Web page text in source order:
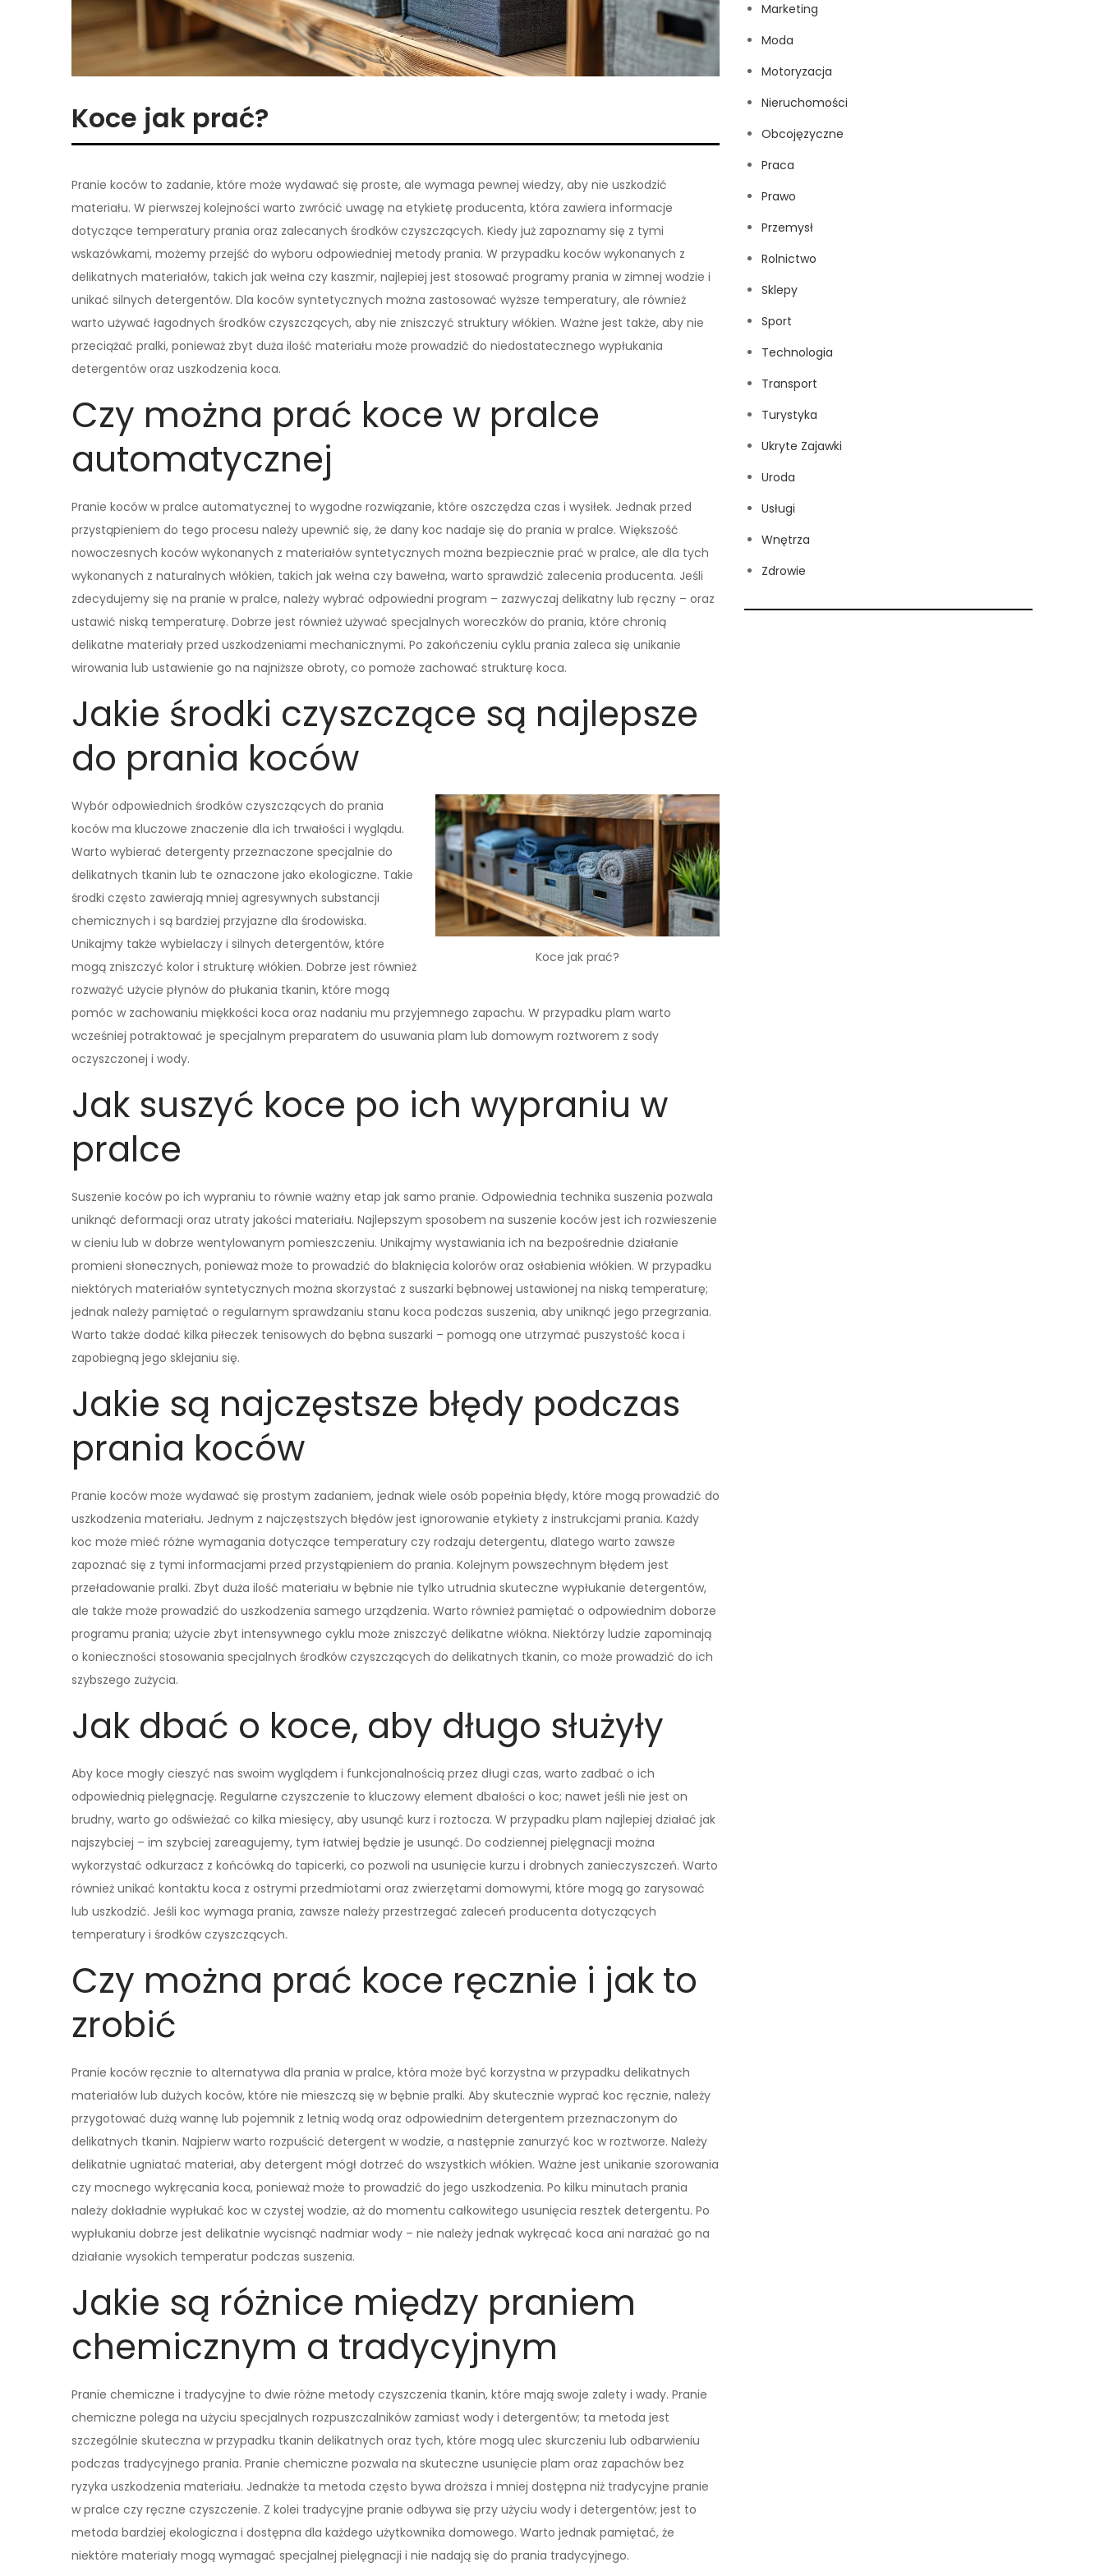
Koce jak prać?
Pranie koców to zadanie, które może wydawać się proste, ale wymaga pewnej wiedzy, aby nie uszkodzić
materiału. W pierwszej kolejności warto zwrócić uwagę na etykietę producenta, która zawiera informacje
dotyczące temperatury prania oraz zalecanych środków czyszczących. Kiedy już zapoznamy się z tymi
wskazówkami, możemy przejść do wyboru odpowiedniej metody prania. W przypadku koców wykonanych z
delikatnych materiałów, takich jak wełna czy kaszmir, najlepiej jest stosować programy prania w zimnej wodzie i
unikać silnych detergentów. Dla koców syntetycznych można zastosować wyższe temperatury, ale również
warto używać łagodnych środków czyszczących, aby nie zniszczyć struktury włókien. Ważne jest także, aby nie
przeciążać pralki, ponieważ zbyt duża ilość materiału może prowadzić do niedostatecznego wypłukania
detergentów oraz uszkodzenia koca.
Czy można prać koce w pralce
automatycznej
Pranie koców w pralce automatycznej to wygodne rozwiązanie, które oszczędza czas i wysiłek. Jednak przed
przystąpieniem do tego procesu należy upewnić się, że dany koc nadaje się do prania w pralce. Większość
nowoczesnych koców wykonanych z materiałów syntetycznych można bezpiecznie prać w pralce, ale dla tych
wykonanych z naturalnych włókien, takich jak wełna czy bawełna, warto sprawdzić zalecenia producenta. Jeśli
zdecydujemy się na pranie w pralce, należy wybrać odpowiedni program – zazwyczaj delikatny lub ręczny – oraz
ustawić niską temperaturę. Dobrze jest również używać specjalnych woreczków do prania, które chronią
delikatne materiały przed uszkodzeniami mechanicznymi. Po zakończeniu cyklu prania zaleca się unikanie
wirowania lub ustawienie go na najniższe obroty, co pomoże zachować strukturę koca.
Jakie środki czyszczące są najlepsze
do prania koców
Koce jak prać?
Wybór odpowiednich środków czyszczących do prania
koców ma kluczowe znaczenie dla ich trwałości i wyglądu.
Warto wybierać detergenty przeznaczone specjalnie do
delikatnych tkanin lub te oznaczone jako ekologiczne. Takie
środki często zawierają mniej agresywnych substancji
chemicznych i są bardziej przyjazne dla środowiska.
Unikajmy także wybielaczy i silnych detergentów, które
mogą zniszczyć kolor i strukturę włókien. Dobrze jest również
rozważyć użycie płynów do płukania tkanin, które mogą
pomóc w zachowaniu miękkości koca oraz nadaniu mu przyjemnego zapachu. W przypadku plam warto
wcześniej potraktować je specjalnym preparatem do usuwania plam lub domowym roztworem z sody
oczyszczonej i wody.
Jak suszyć koce po ich wypraniu w
pralce
Suszenie koców po ich wypraniu to równie ważny etap jak samo pranie. Odpowiednia technika suszenia pozwala
uniknąć deformacji oraz utraty jakości materiału. Najlepszym sposobem na suszenie koców jest ich rozwieszenie
w cieniu lub w dobrze wentylowanym pomieszczeniu. Unikajmy wystawiania ich na bezpośrednie działanie
promieni słonecznych, ponieważ może to prowadzić do blaknięcia kolorów oraz osłabienia włókien. W przypadku
niektórych materiałów syntetycznych można skorzystać z suszarki bębnowej ustawionej na niską temperaturę;
jednak należy pamiętać o regularnym sprawdzaniu stanu koca podczas suszenia, aby uniknąć jego przegrzania.
Warto także dodać kilka piłeczek tenisowych do bębna suszarki – pomogą one utrzymać puszystość koca i
zapobiegną jego sklejaniu się.
Jakie są najczęstsze błędy podczas
prania koców
Pranie koców może wydawać się prostym zadaniem, jednak wiele osób popełnia błędy, które mogą prowadzić do
uszkodzenia materiału. Jednym z najczęstszych błędów jest ignorowanie etykiety z instrukcjami prania. Każdy
koc może mieć różne wymagania dotyczące temperatury czy rodzaju detergentu, dlatego warto zawsze
zapoznać się z tymi informacjami przed przystąpieniem do prania. Kolejnym powszechnym błędem jest
przeładowanie pralki. Zbyt duża ilość materiału w bębnie nie tylko utrudnia skuteczne wypłukanie detergentów,
ale także może prowadzić do uszkodzenia samego urządzenia. Warto również pamiętać o odpowiednim doborze
programu prania; użycie zbyt intensywnego cyklu może zniszczyć delikatne włókna. Niektórzy ludzie zapominają
o konieczności stosowania specjalnych środków czyszczących do delikatnych tkanin, co może prowadzić do ich
szybszego zużycia.
Jak dbać o koce, aby długo służyły
Aby koce mogły cieszyć nas swoim wyglądem i funkcjonalnością przez długi czas, warto zadbać o ich
odpowiednią pielęgnację. Regularne czyszczenie to kluczowy element dbałości o koc; nawet jeśli nie jest on
brudny, warto go odświeżać co kilka miesięcy, aby usunąć kurz i roztocza. W przypadku plam najlepiej działać jak
najszybciej – im szybciej zareagujemy, tym łatwiej będzie je usunąć. Do codziennej pielęgnacji można
wykorzystać odkurzacz z końcówką do tapicerki, co pozwoli na usunięcie kurzu i drobnych zanieczyszczeń. Warto
również unikać kontaktu koca z ostrymi przedmiotami oraz zwierzętami domowymi, które mogą go zarysować
lub uszkodzić. Jeśli koc wymaga prania, zawsze należy przestrzegać zaleceń producenta dotyczących
temperatury i środków czyszczących.
Czy można prać koce ręcznie i jak to
zrobić
Pranie koców ręcznie to alternatywa dla prania w pralce, która może być korzystna w przypadku delikatnych
materiałów lub dużych koców, które nie mieszczą się w bębnie pralki. Aby skutecznie wyprać koc ręcznie, należy
przygotować dużą wannę lub pojemnik z letnią wodą oraz odpowiednim detergentem przeznaczonym do
delikatnych tkanin. Najpierw warto rozpuścić detergent w wodzie, a następnie zanurzyć koc w roztworze. Należy
delikatnie ugniatać materiał, aby detergent mógł dotrzeć do wszystkich włókien. Ważne jest unikanie szorowania
czy mocnego wykręcania koca, ponieważ może to prowadzić do jego uszkodzenia. Po kilku minutach prania
należy dokładnie wypłukać koc w czystej wodzie, aż do momentu całkowitego usunięcia resztek detergentu. Po
wypłukaniu dobrze jest delikatnie wycisnąć nadmiar wody – nie należy jednak wykręcać koca ani narażać go na
działanie wysokich temperatur podczas suszenia.
Jakie są różnice między praniem
chemicznym a tradycyjnym
Pranie chemiczne i tradycyjne to dwie różne metody czyszczenia tkanin, które mają swoje zalety i wady. Pranie
chemiczne polega na użyciu specjalnych rozpuszczalników zamiast wody i detergentów; ta metoda jest
szczególnie skuteczna w przypadku tkanin delikatnych oraz tych, które mogą ulec skurczeniu lub odbarwieniu
podczas tradycyjnego prania. Pranie chemiczne pozwala na skuteczne usunięcie plam oraz zapachów bez
ryzyka uszkodzenia materiału. Jednakże ta metoda często bywa droższa i mniej dostępna niż tradycyjne pranie
w pralce czy ręczne czyszczenie. Z kolei tradycyjne pranie odbywa się przy użyciu wody i detergentów; jest to
metoda bardziej ekologiczna i dostępna dla każdego użytkownika domowego. Warto jednak pamiętać, że
niektóre materiały mogą wymagać specjalnej pielęgnacji i nie nadają się do prania tradycyjnego.
Marketing
Moda
Motoryzacja
Nieruchomości
Obcojęzyczne
Praca
Prawo
Przemysł
Rolnictwo
Sklepy
Sport
Technologia
Transport
Turystyka
Ukryte Zajawki
Uroda
Usługi
Wnętrza
Zdrowie